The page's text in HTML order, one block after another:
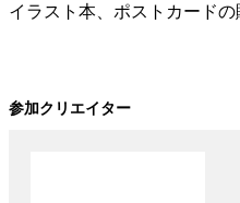
イラスト本、ポストカードの
参加クリエイター